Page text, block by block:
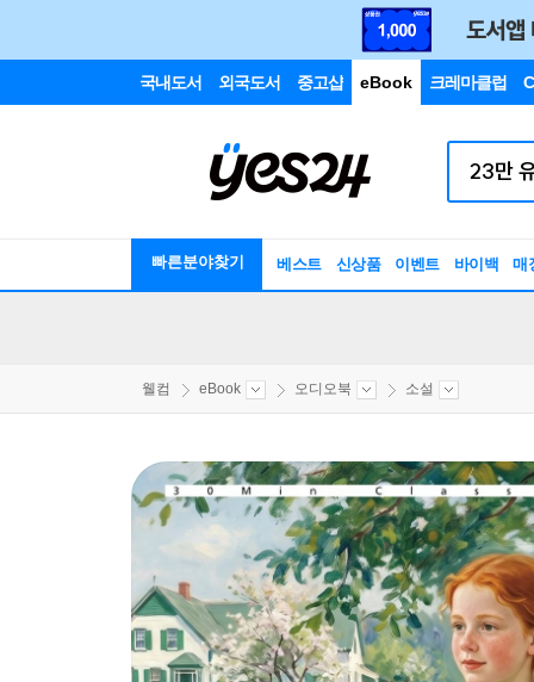
국내도서 외국도서 중고샵 eBook 크레마클럽
빠른분야찾기 베스트 신상품 이벤트 바이백 매
웰컴 eBook 오디오북 소설